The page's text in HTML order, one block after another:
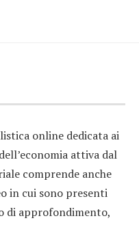
online dedicata ai
attiva dal
comprende anche
in cui sono presenti
di approfondimento,